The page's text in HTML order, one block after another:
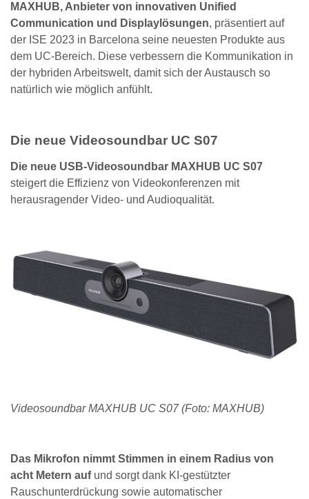
MAXHUB, Anbieter von innovativen Unified
Communication und Displaylösungen, präsentiert auf
der ISE 2023 in Barcelona seine neuesten Produkte aus
dem UC-Bereich. Diese verbessern die Kommunikation in
der hybriden Arbeitswelt, damit sich der Austausch so
natürlich wie möglich anfühlt.
Die neue Videosoundbar UC S07
Die neue USB-Videosoundbar MAXHUB UC S07
steigert die Effizienz von Videokonferenzen mit
herausragender Video- und Audioqualität.
Videosoundbar MAXHUB UC S07 (Foto: MAXHUB)
Das Mikrofon nimmt Stimmen in einem Radius von
acht Metern aufund sorgt dank KI-gestützter
Rauschunterdrückung sowie automatischer